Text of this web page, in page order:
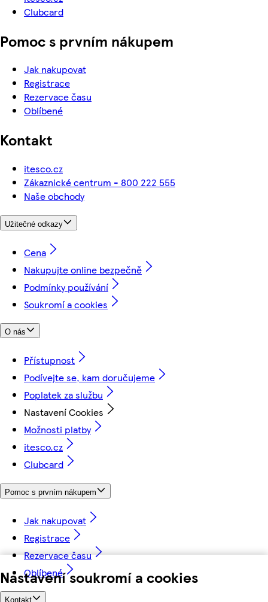
Nastavení soukromí a cookies
Clubcard
Pomoc s prvním nákupem
Jak nakupovat
Registrace
Rezervace času
Oblíbené
Kontakt
itesco.cz
Zákaznické centrum - 800 222 555
Naše obchody
Užitečné odkazy
Cena
Nakupujte online bezpečně
Podmínky používání
Soukromí a cookies
O nás
Přístupnost
Podívejte se, kam doručujeme
Poplatek za službu
Nastavení Cookies
Možnosti platby
itesco.cz
Clubcard
Pomoc s prvním nákupem
Jak nakupovat
Registrace
Rezervace času
Oblíbené
Kontakt